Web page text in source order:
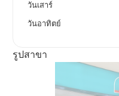
วันเสาร์
วันอาทิตย์
รูปสาขา